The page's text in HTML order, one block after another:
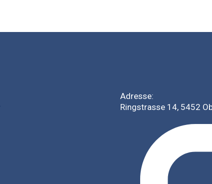
Adresse:
Ringstrasse 14, 5452